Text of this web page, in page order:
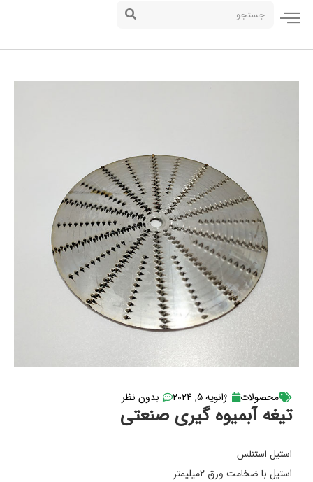
محصولات ژانویه 5, 2024 بدون نظر
تیغه آبمیوه گیری صنعتی
استیل استنلس
استیل با ضخامت ورق ۲میلیمتر